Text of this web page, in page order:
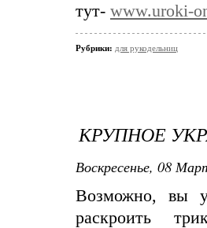
тут- www.uroki-
Рубрики: для рукодельниц
КРУПНОЕ
Воскресенье, 08
Возможно, вы
раскроить